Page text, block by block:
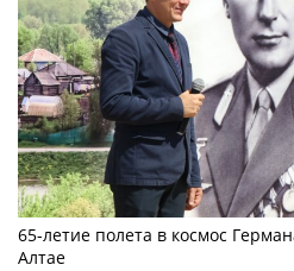
65-летие полета в космос
Алтае